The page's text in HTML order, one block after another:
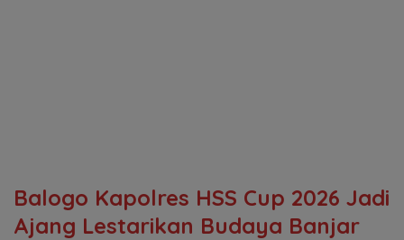
Balogo Kapolres HSS Cup 2026 Jadi
Ajang Lestarikan Budaya Banjar